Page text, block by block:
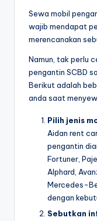
Sewa mobil
wajib mendapat
merencanakan
Namun, tak perlu
pengantin SCBD
Berikut adalah
anda saat
Pilih jenis
Aidan rent
pengantin
Fortuner,
Alphard,
Mercedes-
dengan
Sebutkan